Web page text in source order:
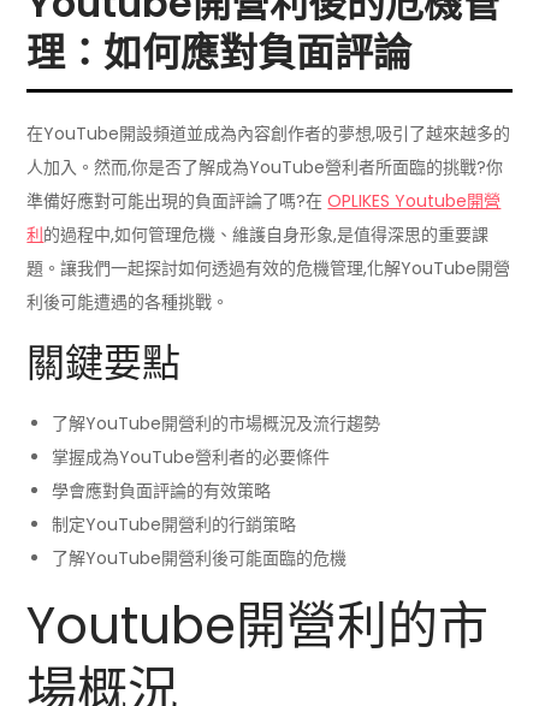
理：如何應對負面評論
在YouTube開設頻道並成為內容創作者的夢想,吸引了越來越多的
人加入。然而,你是否了解成為YouTube營利者所面臨的挑戰?你
準備好應對可能出現的負面評論了嗎?在OPLIKES Youtube開營
利的過程中,如何管理危機、維護自身形象,是值得深思的重要課
題。讓我們一起探討如何透過有效的危機管理,化解YouTube開營
利後可能遭遇的各種挑戰。
關鍵要點
了解YouTube開營利的市場概況及流行趨勢
掌握成為YouTube營利者的必要條件
學會應對負面評論的有效策略
制定YouTube開營利的行銷策略
了解YouTube開營利後可能面臨的危機
Youtube開營利的市
場概況